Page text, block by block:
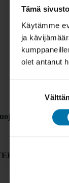
Tämä
Käytämme
ja
olet antanut